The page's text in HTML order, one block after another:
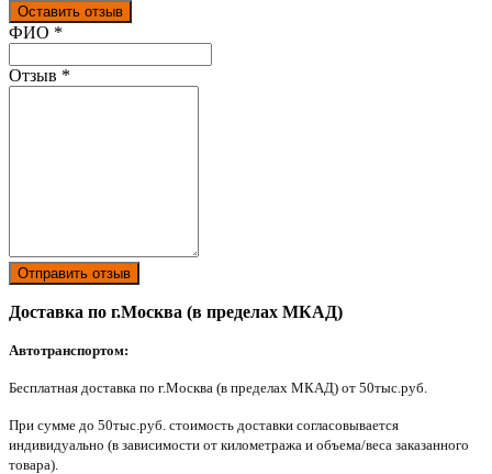
Оставить отзыв
Ваш отзыв был отправлен!
ФИО *
Отзыв *
Отправить отзыв
Доставка по г.Москва (в пределах МКАД)
Автотранспортом:
Бесплатная доставка по г.Москва (в пределах МКАД) от 50тыс.руб.
При сумме до 50тыс.руб. стоимость доставки согласовывается
индивидуально (в зависимости от километража и объема/веса заказанного
товара).